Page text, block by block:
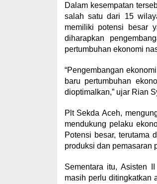
Dalam kesempatan
salah satu dari 15
memiliki potensi besar
diharapkan
pertumbuhan ekonomi
“Pengembangan
baru pertumbuhan
dioptimalkan,” ujar Rian
Plt Sekda Aceh,
mendukung pelaku
Potensi besar, terutama
produksi dan pemasaran
Sementara itu, Asisten
masih perlu ditingkatkan